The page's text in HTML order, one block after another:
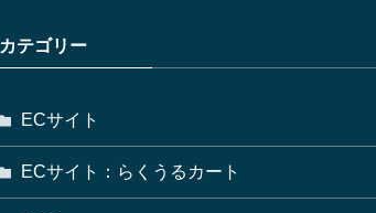
カテゴリー
ECサイト
ECサイト：らくうるカート